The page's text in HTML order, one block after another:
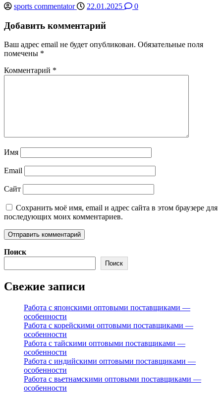
sports commentator 22.01.2025 0
Добавить комментарий
Ваш адрес email не будет опубликован. Обязательные поля
помечены *
Комментарий *
Имя
Email
Сайт
Сохранить моё имя, email и адрес сайта в этом браузере для
последующих моих комментариев.
Поиск
Поиск
Свежие записи
Работа с японскими оптовыми поставщиками —
особенности
Работа с корейскими оптовыми поставщиками —
особенности
Работа с тайскими оптовыми поставщиками —
особенности
Работа с индийскими оптовыми поставщиками —
особенности
Работа с вьетнамскими оптовыми поставщиками —
особенности